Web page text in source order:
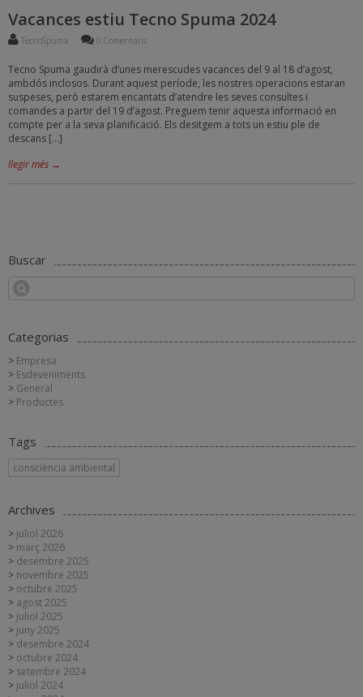
Vacances estiu Tecno Spuma 2024
TecnoSpuma 0 Comentaris
Tecno Spuma gaudirà d’unes merescudes vacances del 9 al 18 d’agost,
ambdós inclosos. Durant aquest període, les nostres operacions estaran
suspeses, però estarem encantats d’atendre les seves consultes i
comandes a partir del 19 d’agost. Preguem tenir aquesta informació en
compte per a la seva planificació. Els desitgem a tots un estiu ple de
descans […]
llegir més →
Buscar
Categorias
Empresa
Esdeveniments
General
Productes
Tags
consciència ambiental
Archives
juliol 2026
març 2026
desembre 2025
novembre 2025
octubre 2025
agost 2025
juliol 2025
juny 2025
desembre 2024
octubre 2024
setembre 2024
juliol 2024